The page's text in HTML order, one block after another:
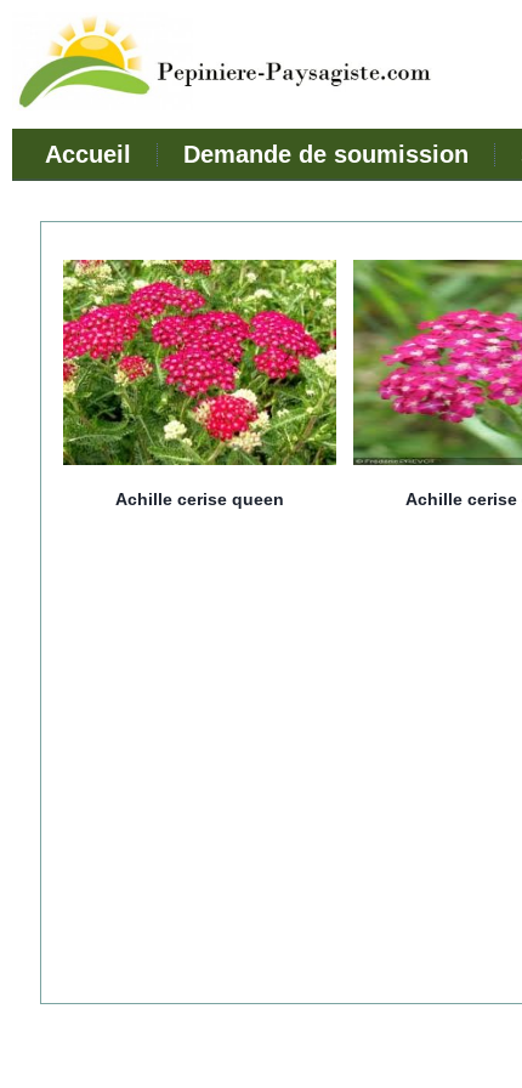
Accueil Demande de soumission
Achille cerise queen Achille cerise